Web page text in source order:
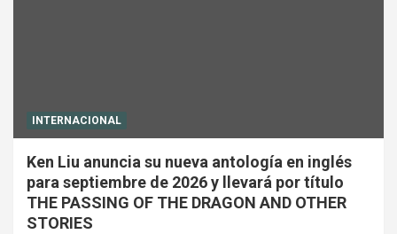
INTERNACIONAL
Ken Liu anuncia su nueva antología en inglés
para septiembre de 2026 y llevará por título
THE PASSING OF THE DRAGON AND OTHER
STORIES